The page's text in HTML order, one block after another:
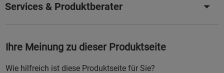
Services & Produktberater